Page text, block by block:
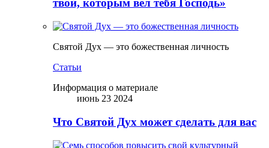
твой, которым вёл тебя Господь»
Святой Дух — это божественная личность
Статьи
Информация о материале
июнь 23 2024
Что Святой Дух может сделать для вас